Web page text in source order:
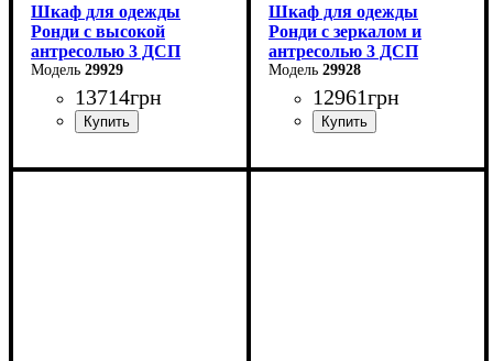
Шкаф для одежды
Ронди с высокой
антресолью 3 ДСП
29929
13714грн
Ширина: 121 см
Шкаф для одежды
Ронди с зеркалом и
антресолью 3 ДСП
29928
12961грн
Ширина: 121 см